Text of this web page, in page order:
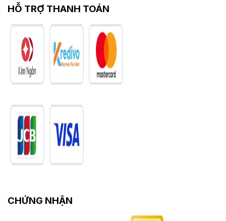
HỖ TRỢ THANH TOÁN
CHỨNG NHẬN